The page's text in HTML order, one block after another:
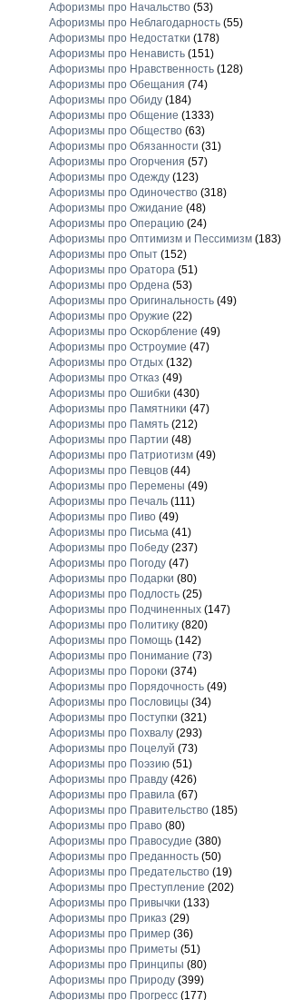
Афоризмы про Начальство(53)
Афоризмы про Неблагодарность(55)
Афоризмы про Недостатки (178)
Афоризмы про Ненависть(151)
Афоризмы про Нравственность(128)
Афоризмы про Обещания (74)
Афоризмы про Обиду(184)
Афоризмы про Общение (1333)
Афоризмы про Общество(63)
Афоризмы про Обязанности (31)
Афоризмы про Огорчения (57)
Афоризмы про Одежду(123)
Афоризмы про Одиночество(318)
Афоризмы про Ожидание (48)
Афоризмы про Операцию(24)
Афоризмы про Оптимизм и Пессимизм(183)
Афоризмы про Опыт(152)
Афоризмы про Оратора(51)
Афоризмы про Ордена(53)
Афоризмы про Оригинальность(49)
Афоризмы про Оружие (22)
Афоризмы про Оскорбление (49)
Афоризмы про Остроумие (47)
Афоризмы про Отдых(132)
Афоризмы про Отказ (49)
Афоризмы про Ошибки (430)
Афоризмы про Памятники (47)
Афоризмы про Память(212)
Афоризмы про Партии (48)
Афоризмы про Патриотизм(49)
Афоризмы про Певцов(44)
Афоризмы про Перемены (49)
Афоризмы про Печаль(111)
Афоризмы про Пиво(49)
Афоризмы про Письма(41)
Афоризмы про Победу(237)
Афоризмы про Погоду(47)
Афоризмы про Подарки (80)
Афоризмы про Подлость(25)
Афоризмы про Подчиненных(147)
Афоризмы про Политику(820)
Афоризмы про Помощь(142)
Афоризмы про Понимание (73)
Афоризмы про Пороки (374)
Афоризмы про Порядочность(49)
Афоризмы про Пословицы (34)
Афоризмы про Поступки (321)
Афоризмы про Похвалу(293)
Афоризмы про Поцелуй (73)
Афоризмы про Поэзию(51)
Афоризмы про Правду(426)
Афоризмы про Правила(67)
Афоризмы про Правительство(185)
Афоризмы про Право(80)
Афоризмы про Правосудие (380)
Афоризмы про Преданность(50)
Афоризмы про Предательство(19)
Афоризмы про Преступление (202)
Афоризмы про Привычки (133)
Афоризмы про Приказ (29)
Афоризмы про Пример(36)
Афоризмы про Приметы (51)
Афоризмы про Принципы (80)
Афоризмы про Природу(399)
Афоризмы про Прогресс(177)